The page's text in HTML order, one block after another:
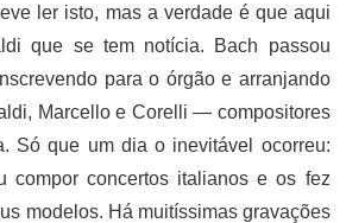
ler isto, mas a verdade é que aqui
que se tem notícia. Bach passou
para o órgão e arranjando
Marcello e Corelli — compositores
Só que um dia o inevitável ocorreu:
compor concertos italianos e os fez
modelos. Há muitíssimas gravações